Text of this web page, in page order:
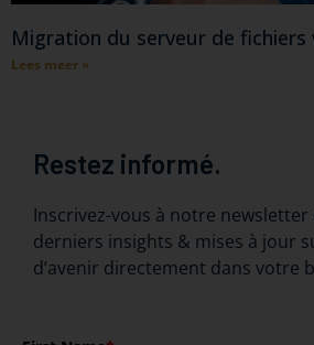
Migration du serveur de fichiers
Lees meer »
Restez informé.
Inscrivez-vous à notre newsletter
derniers insights & mises à jour
d’avenir directement dans votre